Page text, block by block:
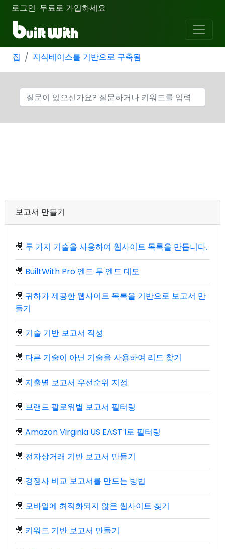
로그인 · 무료로 가입하세요
집 지식베이스를 기반으로 구축됨
보고서 만들기
🎥 두 가지 기술을 사용하여 웹사이트 목록을 만듭니다.
🎥 BuiltWith Pro 엔드 투 엔드 데모
🎥 귀하가 제공한 웹사이트 목록을 기반으로 보고서 만
들기
🎥 기술 기반 보고서 작성
🎥 다른 기술이 아닌 기술을 사용하여 리드 찾기
🎥 지출별 보고서 우선순위 지정
🎥 브랜드 팔로워별 보고서 필터링
🎥 Amazon Virginia US EAST 1로 필터링
🎥 전자상거래 기반 보고서 만들기
🎥 경쟁사 비교 보고서를 만드는 방법
🎥 모바일에 최적화되지 않은 웹사이트 찾기
🎥 키워드 기반 보고서 만들기